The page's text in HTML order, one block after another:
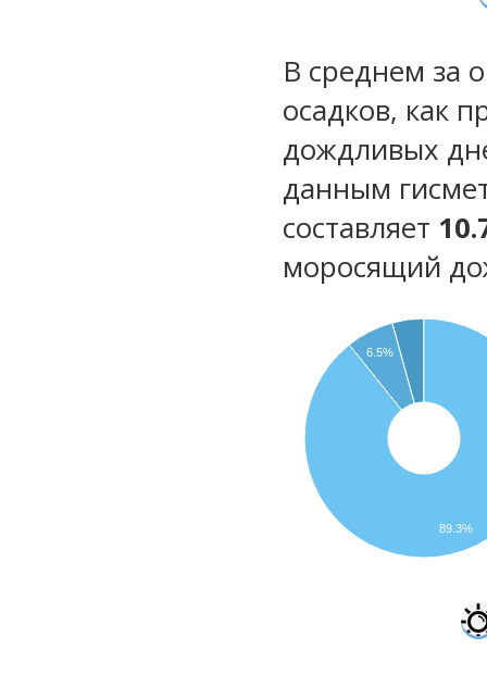
В среднем за
осадков, как
дождливых
данным
составляет
моросящий
6.5%
89.3%